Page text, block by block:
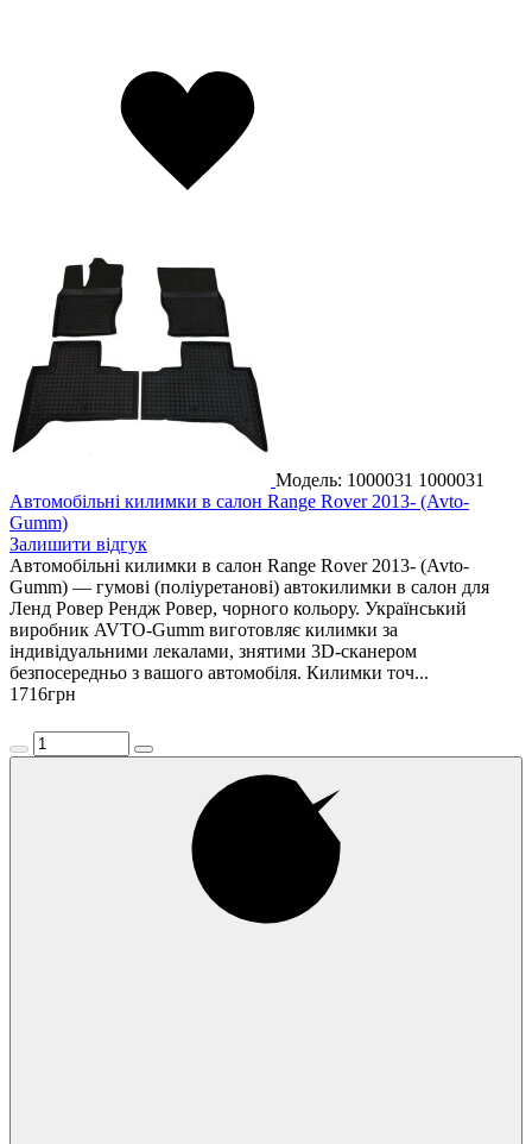
Модель: 1000031 1000031
Автомобільні килимки в салон Range Rover 2013- (Avto-
Gumm)
Залишити відгук
Автомобільні килимки в салон Range Rover 2013- (Avto-
Gumm) — гумові (поліуретанові) автокилимки в салон для
Ленд Ровер Рендж Ровер, чорного кольору. Український
виробник AVTO-Gumm виготовляє килимки за
індивідуальними лекалами, знятими 3D-сканером
безпосередньо з вашого автомобіля. Килимки точ...
1716грн